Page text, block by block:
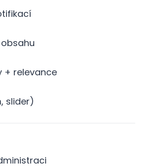
+ relevance
slider)